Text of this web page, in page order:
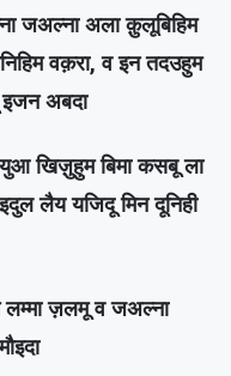
जअल्ना अला क़ुलूबिहिम
वक़रा, व इन तदउहुम
अबदा
खिज़ुहुम बिमा कसबू ला
लैय यजिदू मिन दूनिही
ज़लमू व जअल्ना